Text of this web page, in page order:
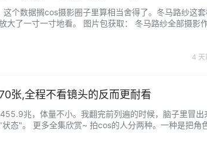
个数据搁cos摄影圈子里算相当舍得了。冬马路纱这
大了一寸一寸地看。 图片包获取： 冬马路纱全部摄影
4 天
张,全程不看镜头的反而更耐看
兆，体量不小。我翻完前列遍的时候，脑子里冒出
态"。 更多全集欣赏~ 拍cos的人分两种。一种是把角